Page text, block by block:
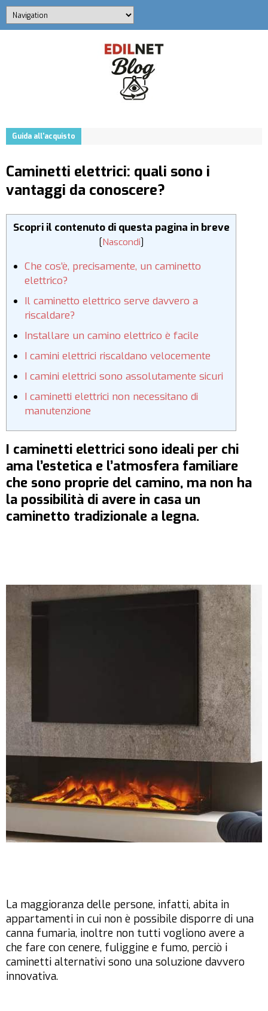
Guida all'acquisto
Caminetti elettrici: quali sono i
vantaggi da conoscere?
Scopri il contenuto di questa pagina in breve
[Nascondi]
Che cos’è, precisamente, un caminetto
elettrico?
Il caminetto elettrico serve davvero a
riscaldare?
Installare un camino elettrico è facile
I camini elettrici riscaldano velocemente
I camini elettrici sono assolutamente sicuri
I caminetti elettrici non necessitano di
manutenzione
I caminetti elettrici sono ideali per chi
ama l’estetica e l’atmosfera familiare
che sono proprie del camino, ma non ha
la possibilità di avere in casa un
caminetto tradizionale a legna.
La maggioranza delle persone, infatti, abita in
appartamenti in cui non è possibile disporre di una
canna fumaria, inoltre non tutti vogliono avere a
che fare con cenere, fuliggine e fumo, perciò i
caminetti alternativi sono una soluzione davvero
innovativa.